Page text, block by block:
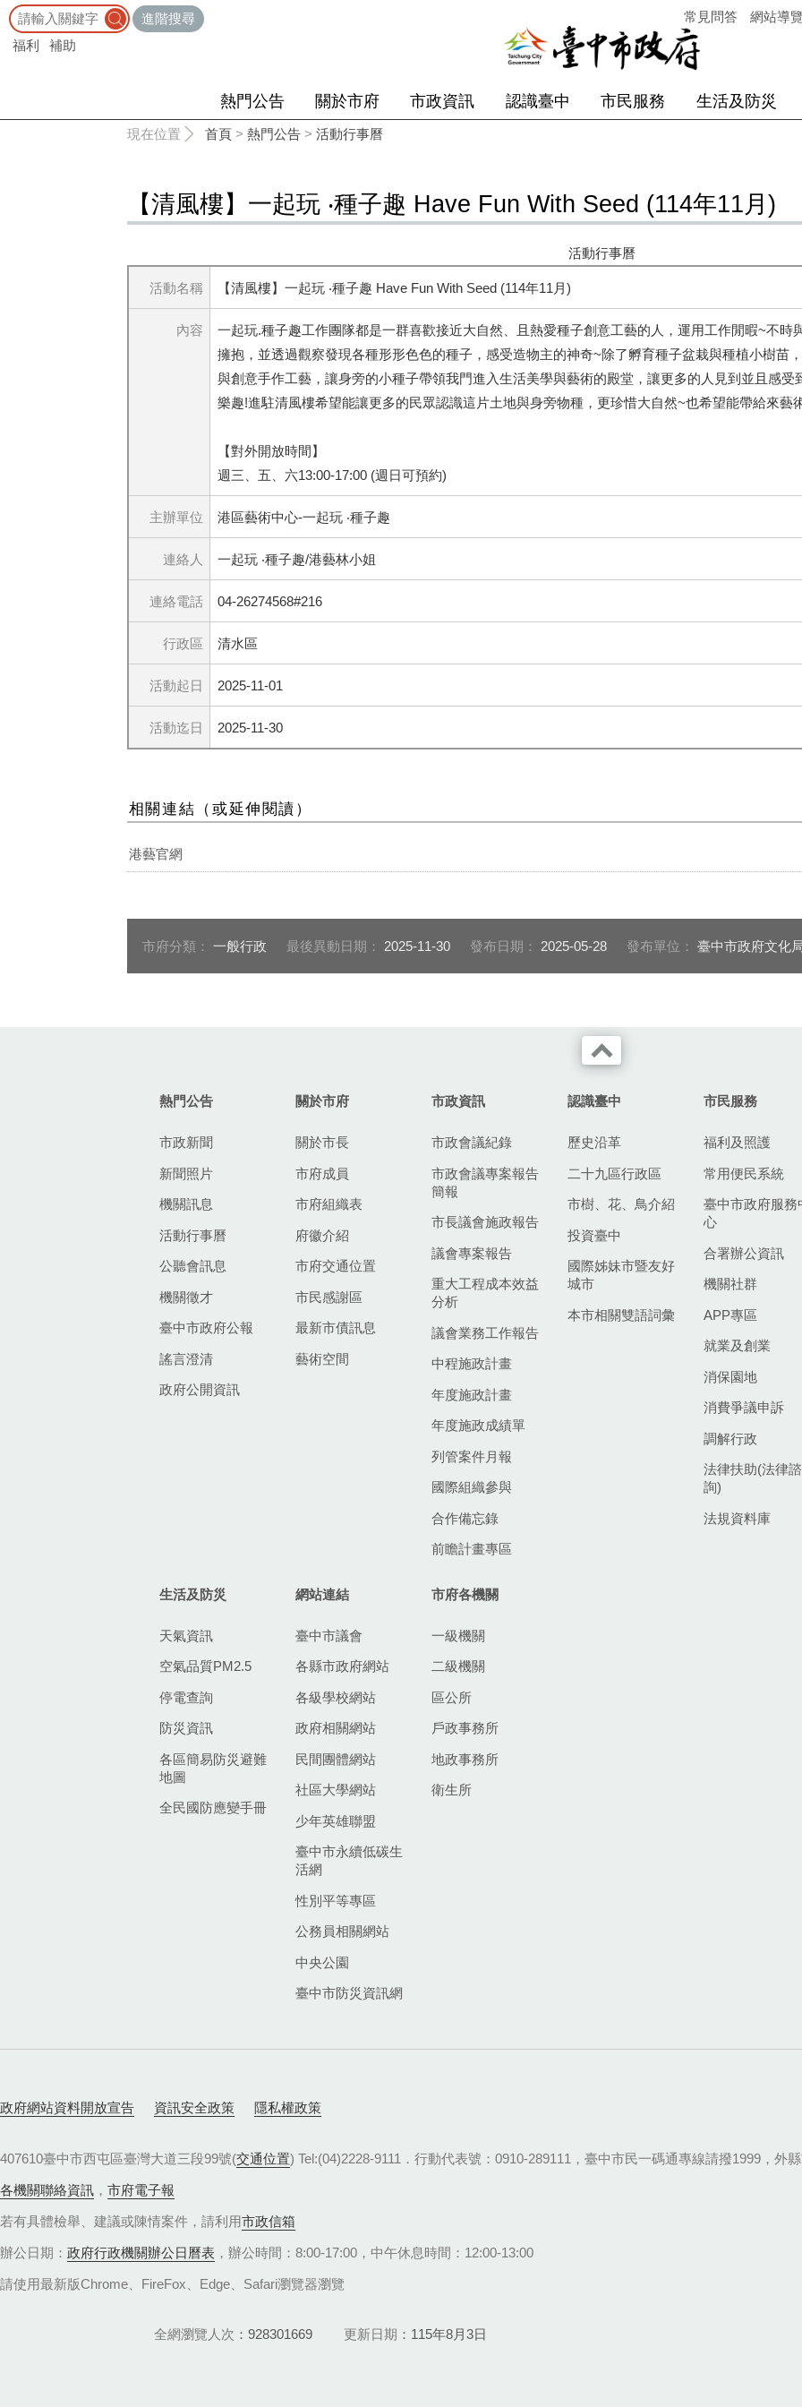
進階搜尋
福利
補助
常見問答 網站導
熱門公告 關於市府 市政資訊 認識臺中 市民服務 生活及防災
現在位置 首頁 > 熱門公告 > 活動行事曆
【清風樓】一起玩 ‧種子趣 Have Fun With Seed (114年11月)
活動行事曆
活動名稱 【清風樓】一起玩 ‧種子趣 Have Fun With Seed (114年11月)
內容
一起玩.種子趣工作團隊都是一群喜歡接近大自然、且熱愛種子創意工藝的人，運用工作閒暇~不時
擁抱，並透過觀察發現各種形形色色的種子，感受造物主的神奇~除了孵育種子盆栽與種植小樹苗
與創意手作工藝，讓身旁的小種子帶領我門進入生活美學與藝術的殿堂，讓更多的人見到並且感
樂趣!進駐清風樓希望能讓更多的民眾認識這片土地與身旁物種，更珍惜大自然~也希望能帶給來藝
【對外開放時間】
週三、五、六13:00-17:00 (週日可預約)
主辦單位 港區藝術中心-一起玩 ‧種子趣
連絡人 一起玩 ‧種子趣/港藝林小姐
連絡電話 04-26274568#216
行政區 清水區
活動起日 2025-11-01
活動迄日 2025-11-30
相關連結（或延伸閱讀）
港藝官網
市府分類： 一般行政 最後異動日期： 2025-11-30 發布日期： 2025-05-28 發布單位： 臺中市政府文化
熱門公告
市政新聞
新聞照片
機關訊息
活動行事曆
公聽會訊息
機關徵才
臺中市政府公報
謠言澄清
政府公開資訊
關於市府
關於市長
市府成員
市府組織表
府徽介紹
市府交通位置
市民感謝區
最新市債訊息
藝術空間
市政資訊
市政會議紀錄
市政會議專案報告
簡報
市長議會施政報告
議會專案報告
重大工程成本效益
分析
議會業務工作報告
中程施政計畫
年度施政計畫
年度施政成績單
列管案件月報
國際組織參與
合作備忘錄
前瞻計畫專區
認識臺中
歷史沿革
二十九區行政區
市樹、花、鳥介紹
投資臺中
國際姊妹市暨友好
城市
本市相關雙語詞彙
市民服務
福利及照護
常用便民系統
臺中市政府服務
心
合署辦公資訊
機關社群
APP專區
就業及創業
消保園地
消費爭議申訴
調解行政
法律扶助(法律諮
詢)
法規資料庫
生活及防災
天氣資訊
空氣品質PM2.5
停電查詢
防災資訊
各區簡易防災避難
地圖
全民國防應變手冊
網站連結
臺中市議會
各縣市政府網站
各級學校網站
政府相關網站
民間團體網站
社區大學網站
少年英雄聯盟
臺中市永續低碳生
活網
性別平等專區
公務員相關網站
中央公園
臺中市防災資訊網
市府各機關
一級機關
二級機關
區公所
戶政事務所
地政事務所
衛生所
政府網站資料開放宣告 資訊安全政策 隱私權政策
407610臺中市西屯區臺灣大道三段99號(交通位置) Tel:(04)2228-9111．行動代表號：0910-289111，臺中市民一碼通專線請撥1999，外
各機關聯絡資訊 ， 市府電子報
若有具體檢舉、建議或陳情案件，請利用市政信箱
辦公日期： 政府行政機關辦公日曆表 ，辦公時間：8:00-17:00，中午休息時間：12:00-13:00
請使用最新版Chrome、FireFox、Edge、Safari瀏覽器瀏覽
全網瀏覽人次 928301669 更新日期 115年8月3日